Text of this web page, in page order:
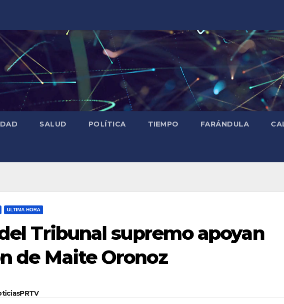
SALUD POLÍTICA TIEMPO FARÁNDULA
ULTIMA HORA
Tribunal supremo apoyan
de Maite Oronoz